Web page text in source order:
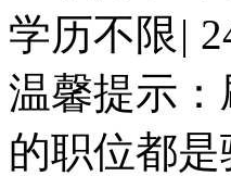
学历不限 |
温馨提示
的职位都